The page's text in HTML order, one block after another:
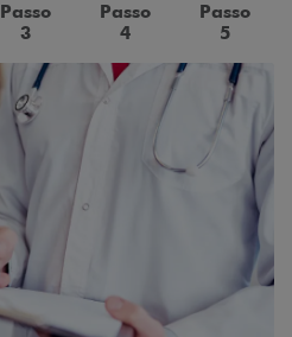
Passo
3
Passo
4
Passo
5